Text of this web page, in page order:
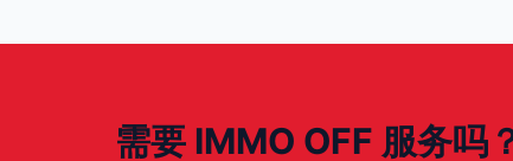
需要 IMMO OFF 服务吗